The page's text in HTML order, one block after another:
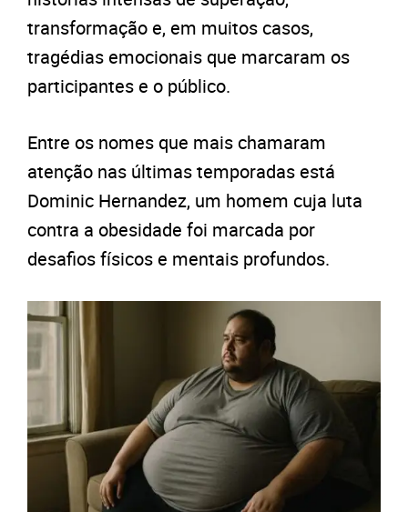
transformação e, em muitos casos,
tragédias emocionais que marcaram os
participantes e o público.
Entre os nomes que mais chamaram
atenção nas últimas temporadas está
Dominic Hernandez, um homem cuja luta
contra a obesidade foi marcada por
desafios físicos e mentais profundos.